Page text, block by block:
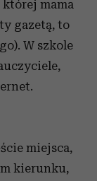
mama
gazetą, to
W szkole
miejsca,
kierunku,